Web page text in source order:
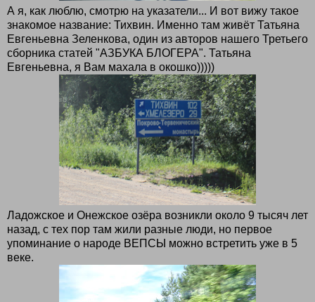
А я, как люблю, смотрю на указатели... И вот вижу такое
знакомое название: Тихвин. Именно там живёт Татьяна
Евгеньевна Зеленкова, один из авторов нашего Третьего
сборника статей "АЗБУКА БЛОГЕРА". Татьяна
Евгеньевна, я Вам махала в окошко)))))
Ладожское и Онежское озёра возникли около 9 тысяч лет
назад, с тех пор там жили разные люди, но первое
упоминание о народе ВЕПСЫ можно встретить уже в 5
веке.